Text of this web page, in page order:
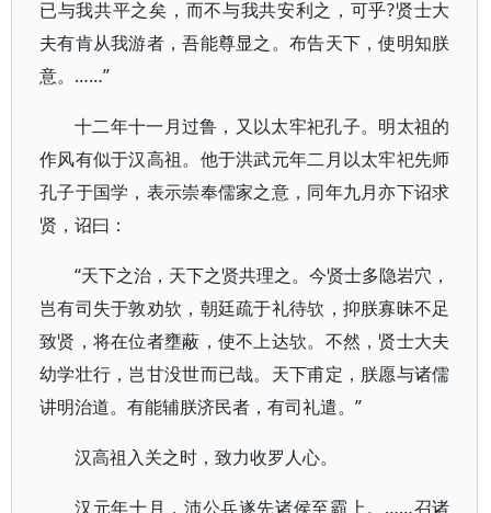
已与我共平之矣，而不与我共安利之，可乎?贤士大
夫有肯从我游者，吾能尊显之。布告天下，使明知朕
意。……”
十二年十一月过鲁，又以太牢祀孔子。明太祖的
作风有似于汉高祖。他于洪武元年二月以太牢祀先师
孔子于国学，表示崇奉儒家之意，同年九月亦下诏求
贤，诏曰：
“天下之治，天下之贤共理之。今贤士多隐岩穴，
岂有司失于敦劝欤，朝廷疏于礼待欤，抑朕寡昧不足
致贤，将在位者壅蔽，使不上达欤。不然，贤士大夫
幼学壮行，岂甘没世而已哉。天下甫定，朕愿与诸儒
讲明治道。有能辅朕济民者，有司礼遣。”
汉高祖入关之时，致力收罗人心。
汉元年十月，沛公兵遂先诸侯至霸上。……召诸